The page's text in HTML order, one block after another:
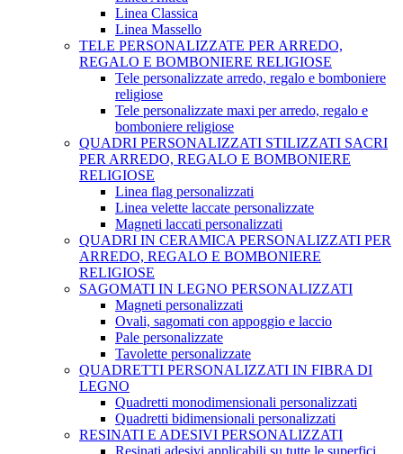
Linea Classica
Linea Massello
TELE PERSONALIZZATE PER ARREDO,
REGALO E BOMBONIERE RELIGIOSE
Tele personalizzate arredo, regalo e bomboniere
religiose
Tele personalizzate maxi per arredo, regalo e
bomboniere religiose
QUADRI PERSONALIZZATI STILIZZATI SACRI
PER ARREDO, REGALO E BOMBONIERE
RELIGIOSE
Linea flag personalizzati
Linea velette laccate personalizzate
Magneti laccati personalizzati
QUADRI IN CERAMICA PERSONALIZZATI PER
ARREDO, REGALO E BOMBONIERE
RELIGIOSE
SAGOMATI IN LEGNO PERSONALIZZATI
Magneti personalizzati
Ovali, sagomati con appoggio e laccio
Pale personalizzate
Tavolette personalizzate
QUADRETTI PERSONALIZZATI IN FIBRA DI
LEGNO
Quadretti monodimensionali personalizzati
Quadretti bidimensionali personalizzati
RESINATI E ADESIVI PERSONALIZZATI